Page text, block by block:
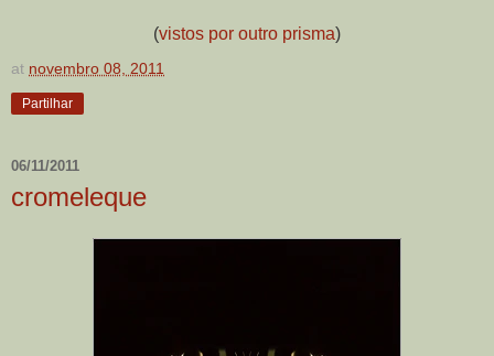
(vistos por outro prisma)
at novembro 08, 2011
Partilhar
06/11/2011
cromeleque